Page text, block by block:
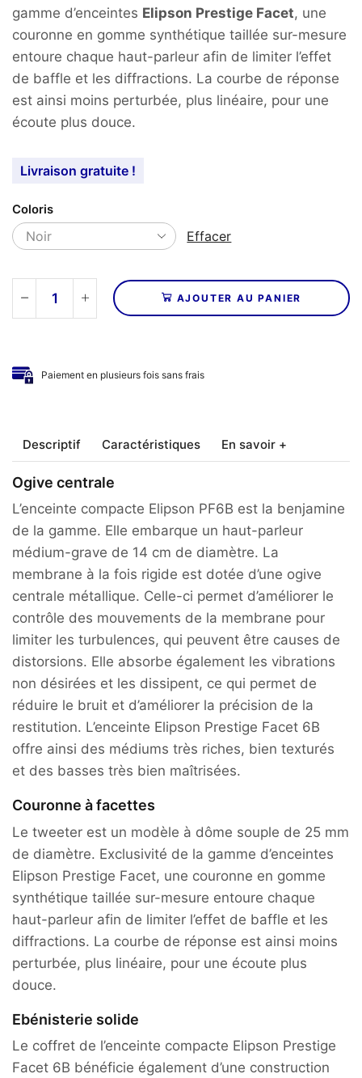
gamme d’enceintes Elipson Prestige Facet, une
couronne en gomme synthétique taillée sur-mesure
entoure chaque haut-parleur afin de limiter l’effet
de baffle et les diffractions. La courbe de réponse
est ainsi moins perturbée, plus linéaire, pour une
écoute plus douce.
Livraison gratuite !
Coloris
Effacer
quantité
de
Enceintes
6B
AJOUTER AU PANIER
Paiement en plusieurs fois sans frais
Descriptif Caractéristiques En savoir +
Ogive centrale
L’enceinte compacte Elipson PF6B est la benjamine
de la gamme. Elle embarque un haut-parleur
médium-grave de 14 cm de diamètre. La
membrane à la fois rigide est dotée d’une ogive
centrale métallique. Celle-ci permet d’améliorer le
contrôle des mouvements de la membrane pour
limiter les turbulences, qui peuvent être causes de
distorsions. Elle absorbe également les vibrations
non désirées et les dissipent, ce qui permet de
réduire le bruit et d’améliorer la précision de la
restitution. L’enceinte Elipson Prestige Facet 6B
offre ainsi des médiums très riches, bien texturés
et des basses très bien maîtrisées.
Couronne à facettes
Le tweeter est un modèle à dôme souple de 25 mm
de diamètre. Exclusivité de la gamme d’enceintes
Elipson Prestige Facet, une couronne en gomme
synthétique taillée sur-mesure entoure chaque
haut-parleur afin de limiter l’effet de baffle et les
diffractions. La courbe de réponse est ainsi moins
perturbée, plus linéaire, pour une écoute plus
douce.
Ebénisterie solide
Le coffret de l’enceinte compacte Elipson Prestige
Facet 6B bénéficie également d’une construction